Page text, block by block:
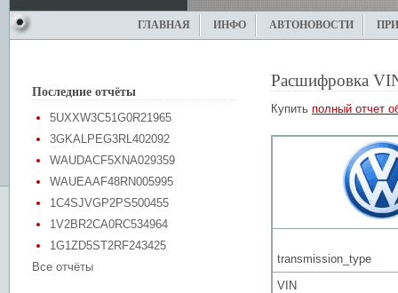
ГЛАВНАЯ ИНФО АВТОНОВОСТИ
Последние отчёты
5UXXW3C51G0R21965
3GKALPEG3RL402092
WAUDACF5XNA029359
WAUEAAF48RN005995
1C4SJVGP2PS500455
1V2BR2CA0RC534964
1G1ZD5ST2RF243425
Все отчёты
Расшифровка
Купить полный отчет
transmission_type
VIN